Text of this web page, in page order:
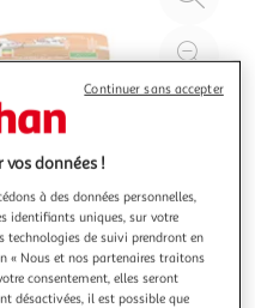
à
vos données !
à des données personnelles,
identifiants uniques, sur votre
technologies de suivi prendront en
« Nous et nos partenaires traitons
consentement, elles seront
désactivées, il est possible que
Continuer sans accepter